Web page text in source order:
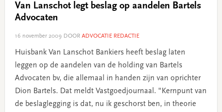
Van Lanschot legt beslag op aandelen Bartels
Advocaten
16 november 2009 DOOR ADVOCATIE REDACTIE
Huisbank Van Lanschot Bankiers heeft beslag laten
leggen op de aandelen van de holding van Bartels
Advocaten bv, die allemaal in handen zijn van oprichter
Dion Bartels. Dat meldt Vastgoedjournaal. "Kernpunt van
de beslaglegging is dat, nu ik geschorst ben, in theorie